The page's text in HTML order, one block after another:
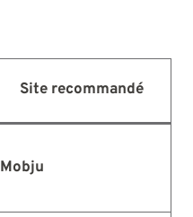
Site recommandé
Mobju